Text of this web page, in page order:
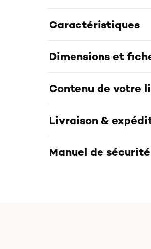
Caractéristiques
Dimensions et
Contenu de votre
Livraison &
Manuel de